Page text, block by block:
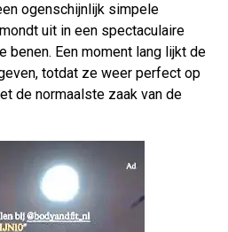
ogenschijnlijk simpele
uit in een spectaculaire
benen. Een moment lang lijkt de
totdat ze weer perfect op
de normaalste zaak van de